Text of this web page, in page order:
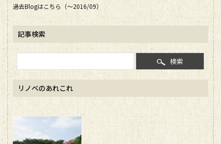
過去Blogはこちら（～2016/09）
記事検索
検索
リノベのあれこれ